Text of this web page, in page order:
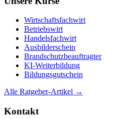
Wirtschaftsfachwirt
Betriebswirt
Handelsfachwirt
Ausbilderschein
Brandschutzbeauftragter
KI-Weiterbildung
Bildungsgutschein
Alle Ratgeber-Artikel →
Kontakt